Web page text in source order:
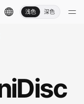
浅色 深色